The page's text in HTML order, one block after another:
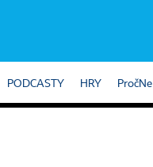
PODCASTY HRY PročNe